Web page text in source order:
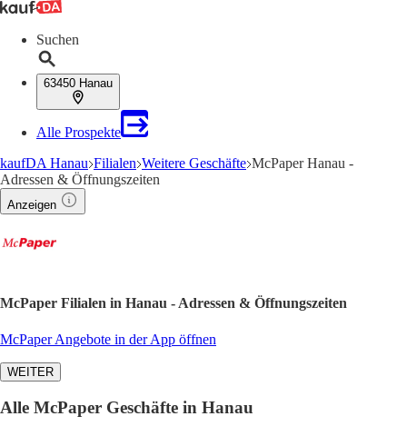
Suchen
63450 Hanau
Alle Prospekte
kaufDA Hanau Filialen Weitere Geschäfte McPaper Hanau -
Adressen & Öffnungszeiten
Anzeigen
McPaper Filialen in Hanau - Adressen & Öffnungszeiten
McPaper Angebote in der App öffnen
WEITER
Alle McPaper Geschäfte in Hanau